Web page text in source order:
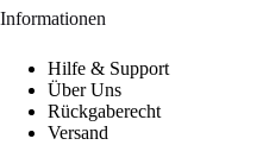
Informationen
Hilfe & Support
Über Uns
Rückgaberecht
Versand